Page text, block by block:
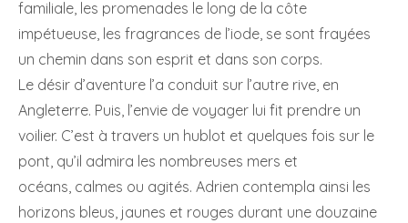
familiale, les promenades le long de la côte
impétueuse, les fragrances de l’iode, se sont frayées
un chemin dans son esprit et dans son corps.
Le désir d’aventure l’a conduit sur l’autre rive, en
Angleterre. Puis, l’envie de voyager lui fit prendre un
voilier. C’est à travers un hublot et quelques fois sur le
pont, qu’il admira les nombreuses mers et
océans, calmes ou agités. Adrien contempla ainsi les
horizons bleus, jaunes et rouges durant une douzaine